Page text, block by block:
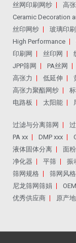
丝网印刷网纱 高
Ceramic Decoration
丝印网纱
玻璃印刷
High Performance
印刷网
丝印网
JPP筛网
PA丝网
高张力
低延伸
高张力聚酯网纱
电路板
太阳能
过滤与分离筛网
PA xx
DMP xxx
液体固体分离
面粉
净化器
平筛 振
筛网规格
筛网风格
尼龙筛网筛娟
优秀供应商
原产地